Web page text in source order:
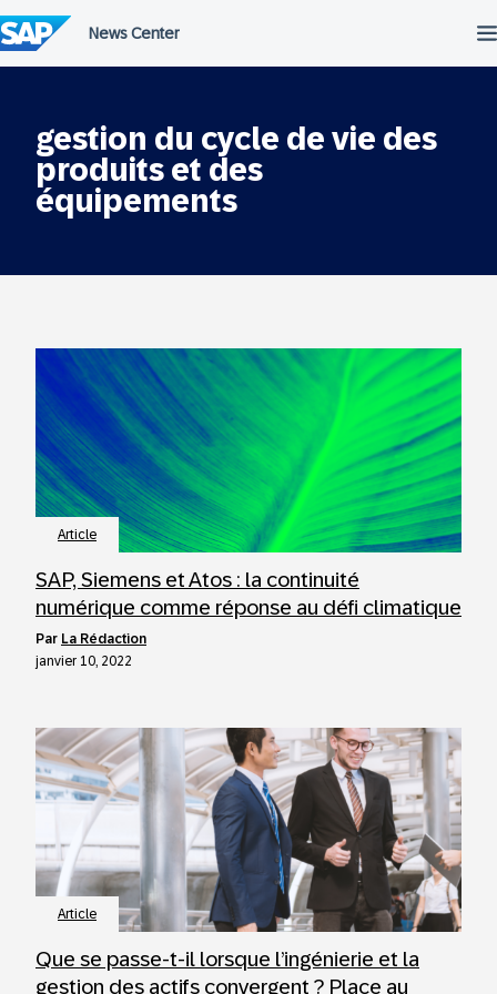
au
contenu
gestion du cycle de vie des
produits et des
équipements
Article
SAP, Siemens et Atos : la continuité
numérique comme réponse au défi climatique
par La Rédaction
janvier 10, 2022
Article
Que se passe-t-il lorsque l’ingénierie et la
gestion des actifs convergent ? Place au